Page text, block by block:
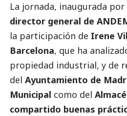
La jornada, inaugurada por
director general de
la participación de Irene
Barcelona, que ha
propiedad industrial, y de
del Ayuntamiento de
Municipal como del
compartido buenas